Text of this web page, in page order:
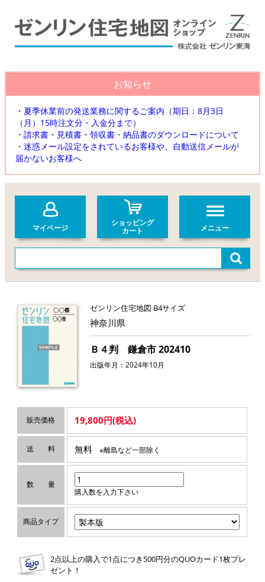
お知らせ
・夏季休業前の発送業務に関するご案内（期日：8月3日
（月）15時注文分・入金分まで）
・請求書・見積書・領収書・納品書のダウンロードについて
・迷惑メール設定をされているお客様や、自動送信メールが
届かないお客様へ
マイページ
ショッピング
カート
メニュー
ゼンリン住宅地図 B4サイズ
神奈川県
Ｂ４判 鎌倉市 202410
出版年月：2024年10月
販売価格 19,800円(税込)
送 料 無料 ※離島など一部除く
数 量
購入数を入力下さい
商品タイプ
2点以上の購入で1点につき500円分のQUOカード1枚プレ
ゼント！